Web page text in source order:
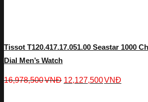
Tissot T120.417.17.051.00 Seastar 1000
Dial Men’s Watch
16,978,500VNĐ 12,127,500VNĐ